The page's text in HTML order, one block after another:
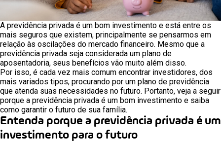
A previdência privada é um bom investimento e está entre os
mais seguros que existem, principalmente se pensarmos em
relação às oscilações do mercado financeiro. Mesmo que a
previdência privada seja considerada um plano de
aposentadoria, seus benefícios vão muito além disso.
Por isso, é cada vez mais comum encontrar investidores, dos
mais variados tipos, procurando por um plano de previdência
que atenda suas necessidades no futuro. Portanto, veja a seguir
porque a previdência privada é um bom investimento e saiba
como garantir o futuro de sua família.
Entenda porque a previdência privada é um
investimento para o futuro